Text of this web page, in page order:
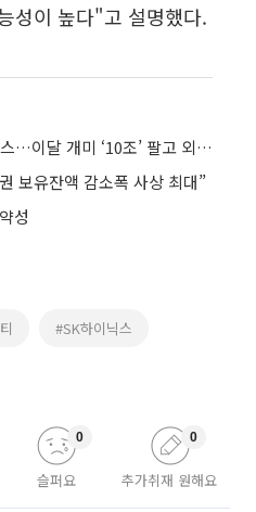
성이 높다"고 설명했다.
숨 고른 삼성전자·SK하이닉스…이달 개미 ‘10조’ 팔고 외국인 ‘3조’ 샀다
보유잔액 감소폭 사상 최대”
성
#SK하이닉스
슬퍼요
0
추가취재 원해요
0